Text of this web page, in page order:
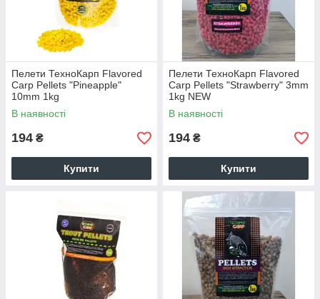
Пелети ТехноКарп Flavored
Carp Pellets "Pineapple"
10mm 1kg
В наявності
194 ₴
Купити
Пелети ТехноКарп Flavored
Carp Pellets "Strawberry" 3mm
1kg NEW
В наявності
194 ₴
Купити